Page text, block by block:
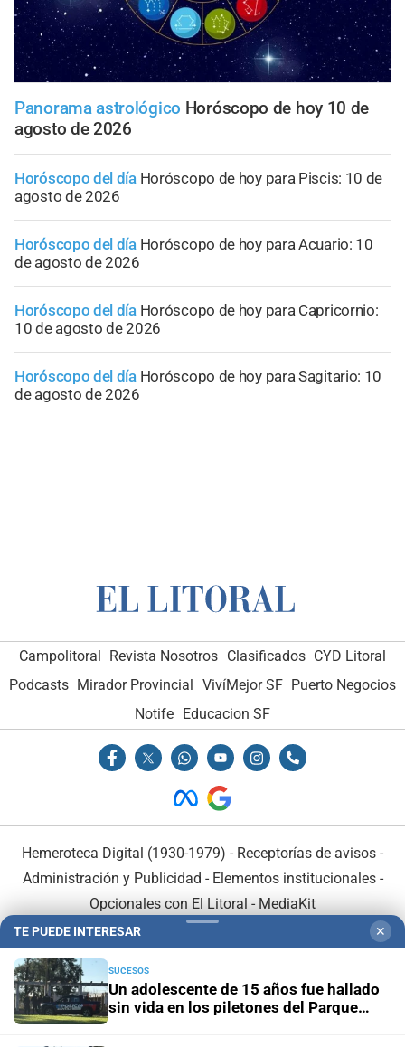
Panorama astrológico Horóscopo de hoy 10 de
agosto de 2026
Horóscopo del día Horóscopo de hoy para Piscis: 10 de
agosto de 2026
Horóscopo del día Horóscopo de hoy para Acuario: 10
de agosto de 2026
Horóscopo del día Horóscopo de hoy para Capricornio:
10 de agosto de 2026
Horóscopo del día Horóscopo de hoy para Sagitario: 10
de agosto de 2026
Campolitoral Revista Nosotros Clasificados CYD Litoral
Podcasts Mirador Provincial VivíMejor SF Puerto Negocios
Notife Educacion SF
Hemeroteca Digital (1930-1979) - Receptorías de avisos -
Administración y Publicidad - Elementos institucionales-
Opcionales con El Litoral - MediaKit
TE PUEDE INTERESAR ✕
SUCESOS
Un adolescente de 15 años fue hallado
sin vida en los piletones del Parque